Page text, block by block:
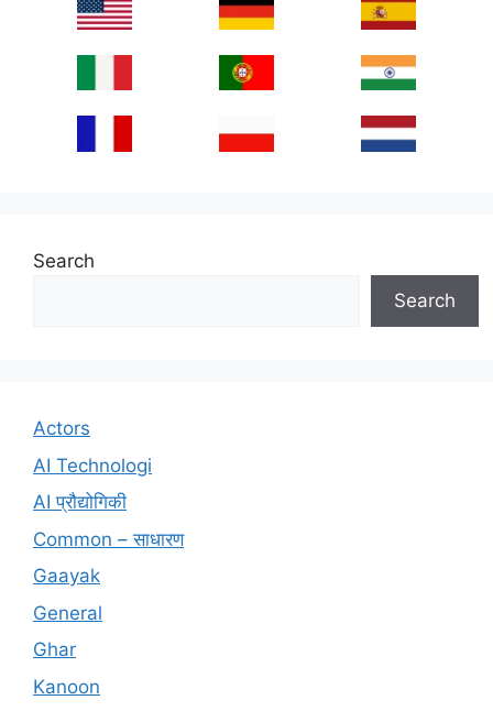
Search
Search
Actors
AI Technologi
AI प्रौद्योगिकी
Common – साधारण
Gaayak
General
Ghar
Kanoon